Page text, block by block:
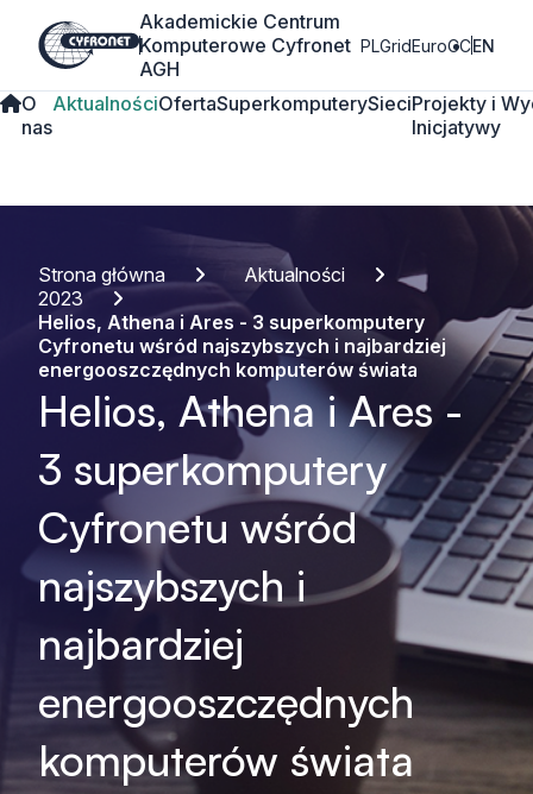
Akademickie Centrum
Komputerowe Cyfronet
AGH
PLGridEuroCCEN
O
nas
AktualnościOfertaSuperkomputerySieciProjekty i
Inicjatywy
Strona główna
Aktualności
2023
Helios, Athena i Ares - 3 superkomputery
Cyfronetu wśród najszybszych i najbardziej
energooszczędnych komputerów świata
Helios, Athena i Ares -
3 superkomputery
Cyfronetu wśród
najszybszych i
najbardziej
energooszczędnych
komputerów świata